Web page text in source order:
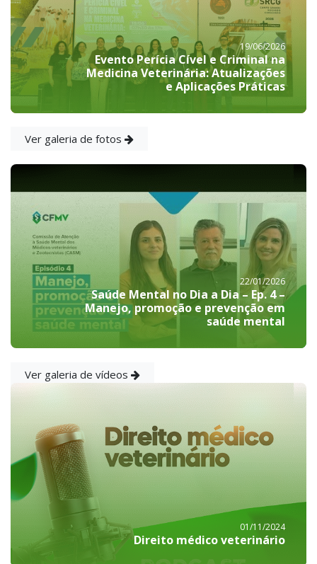
19/06/2026
Evento Perícia Cível e Criminal na
Medicina Veterinária: Atualizações
e Aplicações Práticas
Ver galeria de fotos
22/01/2026
Saúde Mental no Dia a Dia – Ep. 4 –
Manejo, promoção e prevenção em
saúde mental
Ver galeria de vídeos
01/11/2024
Direito médico veterinário